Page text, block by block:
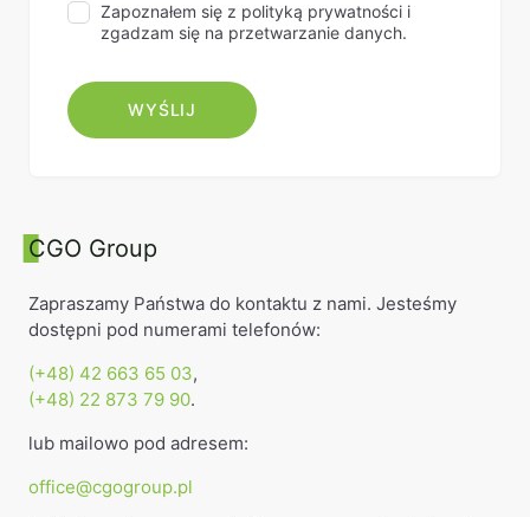
Zapoznałem się z polityką prywatności i
zgadzam się na przetwarzanie danych.
CGO Group
Zapraszamy Państwa do kontaktu z nami. Jesteśmy
dostępni pod numerami telefonów:
(+48) 42 663 65 03,
(+48) 22 873 79 90.
lub mailowo pod adresem:
office@cgogroup.pl